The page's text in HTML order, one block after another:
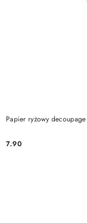
Papier ryżowy
Cena:
7.90